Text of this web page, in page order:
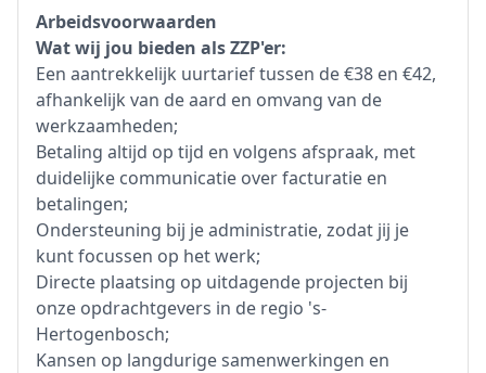
Arbeidsvoorwaarden
Wat wij jou bieden als ZZP'er:
Een aantrekkelijk uurtarief tussen de €38 en €42,
afhankelijk van de aard en omvang van de
werkzaamheden;
Betaling altijd op tijd en volgens afspraak, met
duidelijke communicatie over facturatie en
betalingen;
Ondersteuning bij je administratie, zodat jij je
kunt focussen op het werk;
Directe plaatsing op uitdagende projecten bij
onze opdrachtgevers in de regio 's-
Hertogenbosch;
Kansen op langdurige samenwerkingen en